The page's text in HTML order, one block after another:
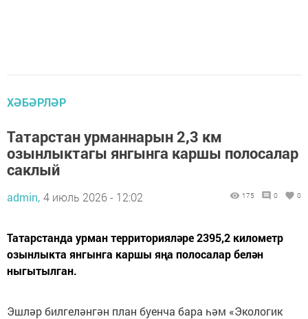
ХӘБӘРЛӘР
Татарстан урманнарын 2,3 км
озынлыктагы янгынга каршы полосалар
саклый
admin, 4 июль 2026 - 12:02 175 0 0
Татарстанда урман территорияләре 2395,2 километр
озынлыкта янгынга каршы яңа полосалар белән
ныгытылган.
Эшләр билгеләнгән план буенча бара һәм «Экологик